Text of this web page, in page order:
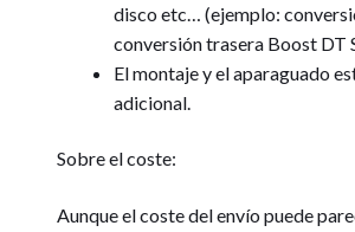
disco etc… (ejemplo:
conversión trasera Boost DT
El montaje y el aparaguado
adicional.
Sobre el coste:
Aunque el coste del envío puede